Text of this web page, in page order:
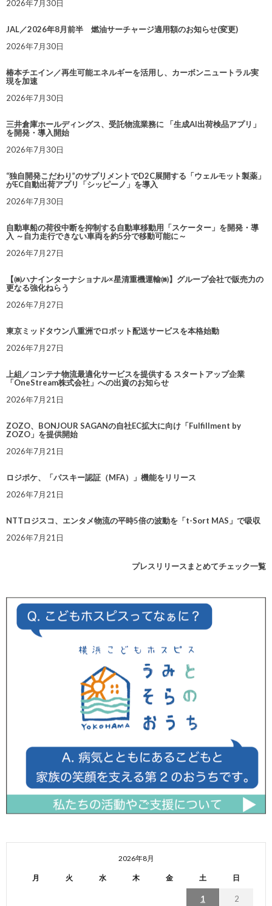
2026年7月30日
JAL／2026年8月前半 燃油サーチャージ適用額のお知らせ(変更)
2026年7月30日
椿本チエイン／再生可能エネルギーを活用し、カーボンニュートラル実
現を加速
2026年7月30日
三井倉庫ホールディングス、受託物流業務に 「生成AI出荷検品アプリ」
を開発・導入開始
2026年7月30日
“独自開発こだわり”のサプリメントでD2C展開する「ウェルモット製薬」
がEC自動出荷アプリ「シッピーノ」を導入
2026年7月30日
自動車船の荷役中断を抑制する自動車移動用「スケーター」を開発・導
入 ～自力走行できない車両を約5分で移動可能に～
2026年7月27日
【㈱ハナインターナショナル×星清重機運輸㈱】グループ会社で販売力の
更なる強化ねらう
2026年7月27日
東京ミッドタウン八重洲でロボット配送サービスを本格始動
2026年7月27日
上組／コンテナ物流最適化サービスを提供する スタートアップ企業
「OneStream株式会社」への出資のお知らせ
2026年7月21日
ZOZO、BONJOUR SAGANの自社EC拡大に向け「Fulfillment by
ZOZO」を提供開始
2026年7月21日
ロジポケ、「パスキー認証（MFA）」機能をリリース
2026年7月21日
NTTロジスコ、エンタメ物流の平時5倍の波動を「t-Sort MAS」で吸収
2026年7月21日
プレスリリースまとめてチェック一覧
2026年8月
月 火 水 木 金 土 日
1 2